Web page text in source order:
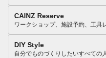
CAINZ Reserve
ワークショップ、施設予約、工具
DIY Style
自分でものづくりしたいすべての